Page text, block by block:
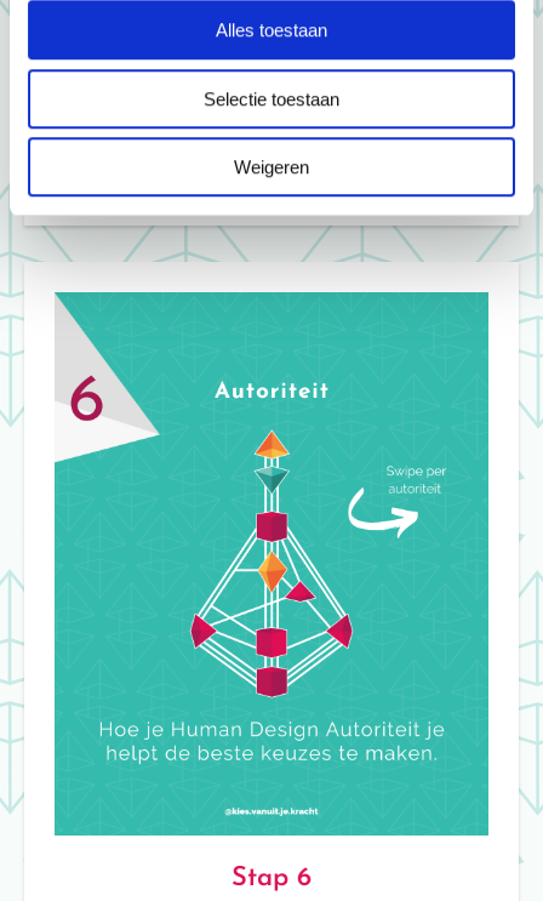
Alles toestaan
Selectie toestaan
Weigeren
Stap 5
Stap 6